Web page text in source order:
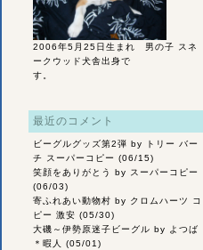
2006年5月25日生まれ 男の子 スネ
ークウッド犬舎出身で
す。
最近のコメント
ビーグルグッズ第2弾 by トリー バー
チ スーパーコピー (06/15)
笑顔をありがとう
by スーパーコピー
(06/03)
寄ふれあい動物村 by クロムハーツ コ
ピー 激安 (05/30)
大磯～伊勢原迷子ビーグル by よつば
＊暇人 (05/01)